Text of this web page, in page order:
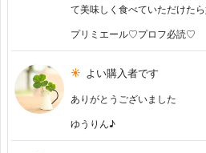
て美味しく食べていただけたら
プリミエール♡プロフ必読♡
よい購入者です
ありがとうございました
ゆうりん♪